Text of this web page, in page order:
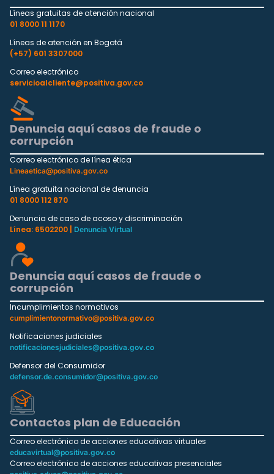
Líneas gratuitas de atención nacional
01 8000 11 1170
Líneas de atención en Bogotá
(+57) 601 3307000
Correo electrónico
servicioalcliente@positiva.gov.co
Denuncia aquí casos de fraude o
corrupción
Correo electrónico de línea ética
Lineaetica@positiva.gov.co
Línea gratuita nacional de denuncia
01 8000 112 870
Denuncia de caso de acoso y discriminación
Línea: 6502200 |
Denuncia Virtual
Denuncia aquí casos de fraude o
corrupción
Incumplimientos normativos
cumplimientonormativo@positiva.gov.co
Notificaciones judiciales
notificacionesjudiciales@positiva.gov.co
Defensor del Consumidor
defensor.de.consumidor@positiva.gov.co
Contactos plan de Educación
Correo electrónico de acciones educativas virtuales
educavirtual@positiva.gov.co
Correo electrónico de acciones educativas presenciales